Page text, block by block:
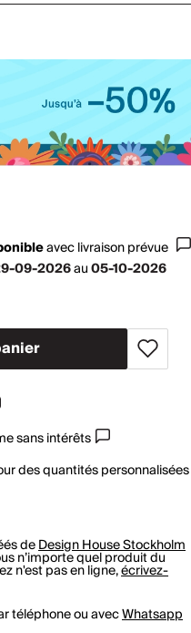
aveclivraison prévue
09-2026au05-10-2026
sans intérêts
des quantités personnalisées
deDesign House Stockholm
n’importe quel produit du
n'est pas en ligne,écrivez-
téléphone ou avecWhatsapp